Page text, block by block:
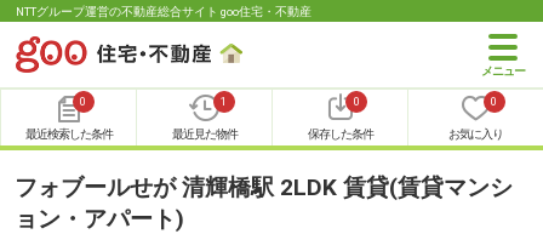
NTTグループ運営の不動産総合サイト goo住宅・不動産
0
最近検索した条件
1
最近見た物件
0
保存した条件
0
お気に入り
フォブールせが 清輝橋駅 2LDK 賃貸(賃貸マンシ
ョン・アパート)